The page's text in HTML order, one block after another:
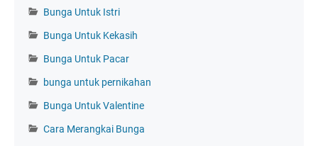
Bunga Untuk Istri
Bunga Untuk Kekasih
Bunga Untuk Pacar
bunga untuk pernikahan
Bunga Untuk Valentine
Cara Merangkai Bunga